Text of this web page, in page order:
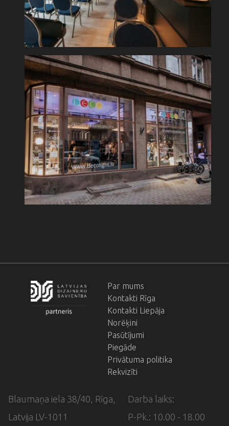
Footer
menu
Par mums
Kontakti Rīga
Kontakti Liepāja
Norēķini
Pasūtījumi
Piegāde
Privātuma politika
Rekvizīti
Blaumaņa iela 38/40, Rīga,
Latvija LV-1011
Darba laiks:
P-Pk.: 10.00 - 18.00